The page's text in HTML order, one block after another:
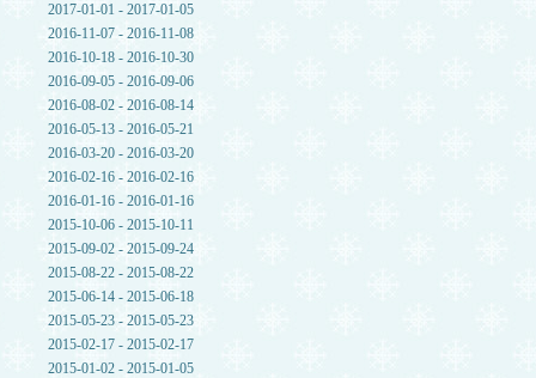
2017-01-01 - 2017-01-05
2016-11-07 - 2016-11-08
2016-10-18 - 2016-10-30
2016-09-05 - 2016-09-06
2016-08-02 - 2016-08-14
2016-05-13 - 2016-05-21
2016-03-20 - 2016-03-20
2016-02-16 - 2016-02-16
2016-01-16 - 2016-01-16
2015-10-06 - 2015-10-11
2015-09-02 - 2015-09-24
2015-08-22 - 2015-08-22
2015-06-14 - 2015-06-18
2015-05-23 - 2015-05-23
2015-02-17 - 2015-02-17
2015-01-02 - 2015-01-05